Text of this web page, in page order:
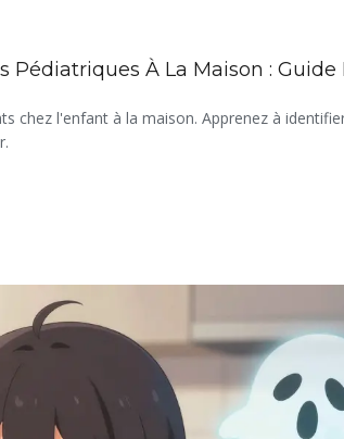
Pédiatriques À La Maison : Guide
chez l'enfant à la maison. Apprenez à